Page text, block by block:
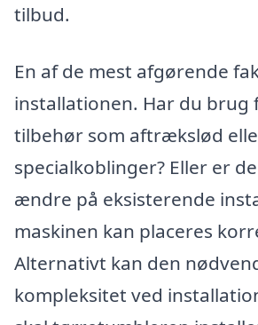
tilbud.
En af de mest afgørende
installationen. Har du brug
tilbehør som aftrækslød
specialkoblinger? Eller er
ændre på eksisterende
maskinen kan placeres
Alternativt kan den
kompleksitet ved